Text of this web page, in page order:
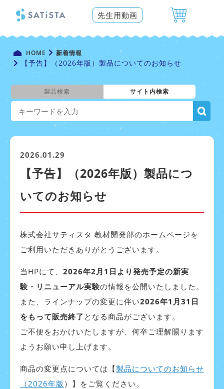
先生用動画
HOME 新着情報
【予告】（2026年版）製品についてのお知らせ
製品検索 サイト内検索
2026.01.29
【予告】（2026年版）製品につ
いてのお知らせ
株式会社サティスタ 教材開発部のホームページを
ご利用いただきありがとうございます。
当HPにて、 2026年2月1日より発売予定の新実
験・リニューアル実験の情報を公開いたしました。
また、ラインナップの変更に伴い2026年1月31日
をもって販売終了 となる商品がございます。
ご不便をおかけいたしますが、何卒ご理解賜ります
ようお願い申し上げます。
商品の変更点については【製品についてのお知らせ
（2026年版 ）】をご覧ください 。